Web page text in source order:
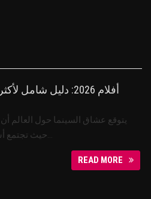
أفلام 2026: دليل
حيث تجتمع أسماء كبيرة من المخرجين والم…
READ MORE